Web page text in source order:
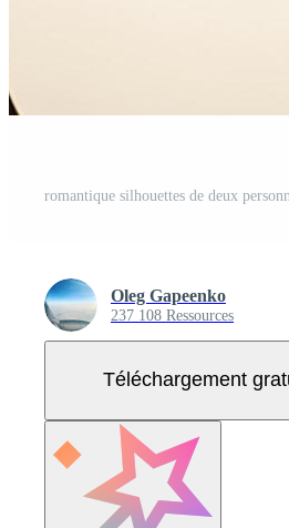
Oleg Gapeenko
237 108 Ressources
Téléchargement